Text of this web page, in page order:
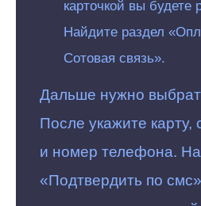
карточкой вы будете
Найдите раздел
Сотовая связь».
Дальше нужно
После укажите карту,
и номер телефона.
«Подтвердить по